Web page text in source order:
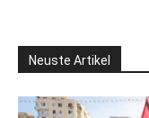
Neuste Artikel